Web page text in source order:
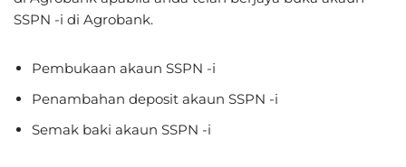
SSPN -i di Agrobank.
Pembukaan akaun SSPN -i
Penambahan deposit akaun SSPN -i
Semak baki akaun SSPN -i